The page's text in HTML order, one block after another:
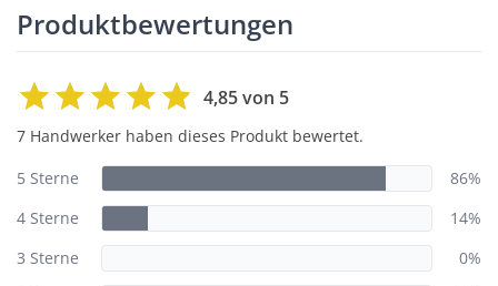
Produktbewertungen
4,85 von 5
7 Handwerker haben dieses Produkt bewertet.
5 Sterne
86%
4 Sterne
14%
3 Sterne
0%